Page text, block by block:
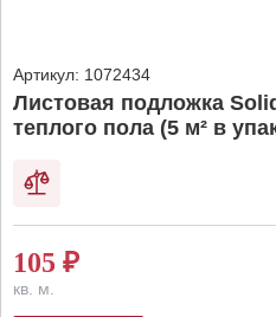
Артикул: 1072434
Листовая подложка
теплого пола (5 м² в
105 ₽
кв. м.